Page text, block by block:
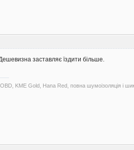
заставляє їздити більше.
KME Gold, Hana Red, повна шумоізоляція і